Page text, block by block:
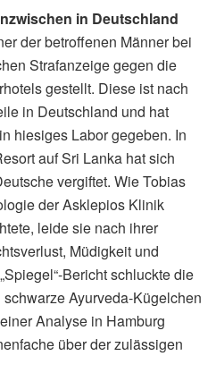
in Deutschland
der betroffenen Männer bei
Strafanzeige gegen die
gestellt. Diese ist nach
in Deutschland und hat
hiesiges Labor gegeben. In
auf Sri Lanka hat sich
vergiftet. Wie Tobias
der Asklepios Klinik
leide sie nach ihrer
Müdigkeit und
Bericht schluckte die
Ayurveda-Kügelchen
Analyse in Hamburg
über der zulässigen